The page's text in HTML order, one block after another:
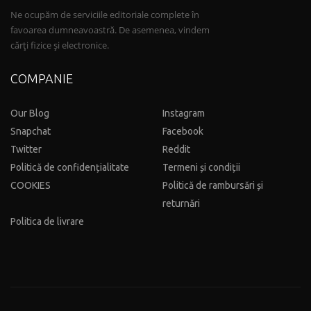
Ne ocupăm de serviciile editoriale complete în
favoarea dumneavoastră. De asemenea, vindem
cărți fizice și electronice.
COMPANIE
Our Blog
Instagram
Snapchat
Facebook
Twitter
Reddit
Politică de confidențialitate
Termeni și condiții
COOKIES
Politică de rambursări și
returnări
Politica de livrare